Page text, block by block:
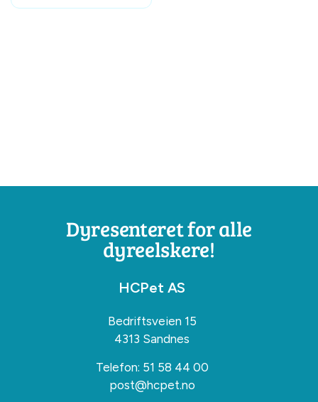
Dyresenteret for alle
dyreelskere!
HCPet AS
Bedriftsveien 15
4313 Sandnes
Telefon: 51 58 44 00
post@hcpet.no